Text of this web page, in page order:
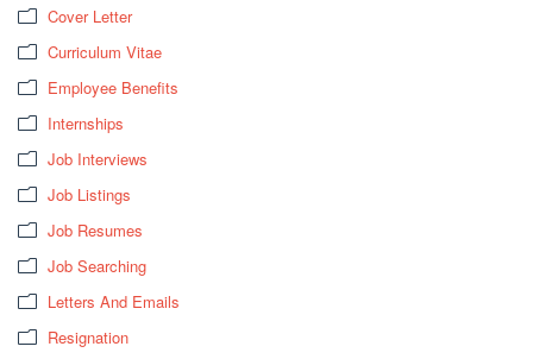
Cover Letter
Curriculum Vitae
Employee Benefits
Internships
Job Interviews
Job Listings
Job Resumes
Job Searching
Letters And Emails
Resignation